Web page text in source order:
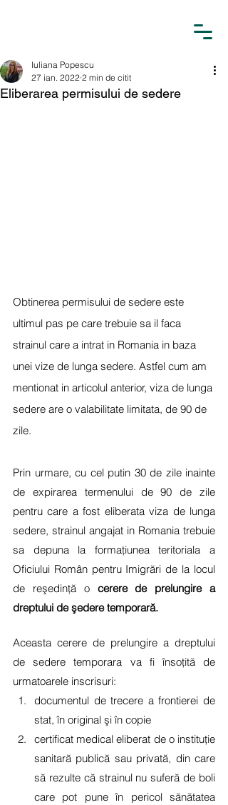
Eliberarea permisului de sedere
Iuliana Popescu
27 ian. 2022 2 min de citit
Obtinerea permisului de sedere este
ultimul pas pe care trebuie sa il faca
strainul care a intrat in Romania in baza
unei vize de lunga sedere. Astfel cum am
mentionat in articolul anterior, viza de lunga
sedere are o valabilitate limitata, de 90 de
zile.
Prin urmare, cu cel putin 30 de zile inainte
de expirarea termenului de 90 de zile
pentru care a fost eliberata viza de lunga
sedere, strainul angajat in Romania trebuie
sa depuna la formaţiunea teritoriala a
Oficiului Român pentru Imigrări de la locul
de reşedinţă o cerere de prelungire a
dreptului de şedere temporară.
Aceasta cerere de prelungire a dreptului
de sedere temporara va fi însoţită de
urmatoarele inscrisuri:
documentul de trecere a frontierei de
stat, în original şi în copie
certificat medical eliberat de o instituţie
sanitară publică sau privată, din care
să rezulte că strainul nu suferă de boli
care pot pune în pericol sănătatea